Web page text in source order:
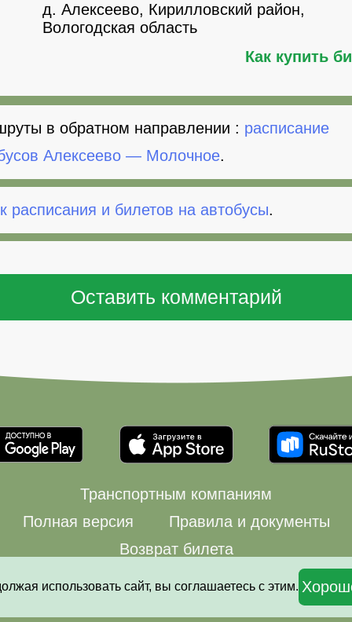
д. Алексеево, Кирилловский район,
Вологодская область
Как купить
в обратном направлении : расписание
Алексеево — Молочное.
расписания и билетов на автобусы.
Транспортным компаниям
Полная версия
Правила и документы
Возврат билета
© 2008—2026 Автовокзалы.ру
использовать сайт, вы соглашаетесь с этим.